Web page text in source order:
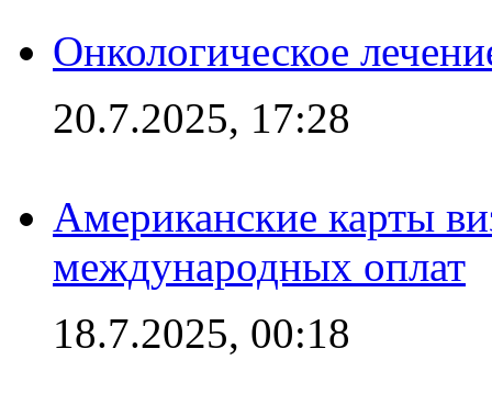
Онкологическое
20.7.2025, 17:28
Американские карты
международных оплат
18.7.2025, 00:18